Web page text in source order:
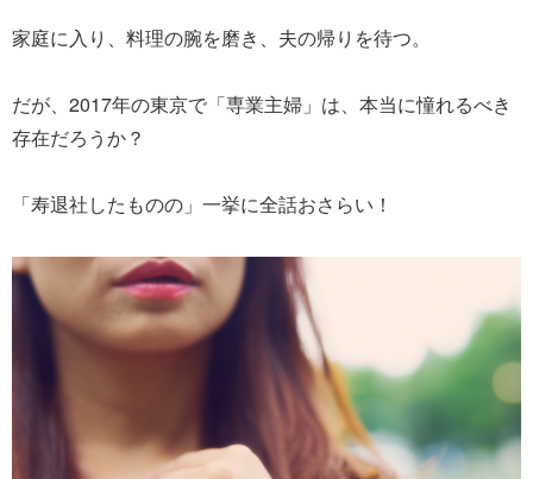
家庭に入り、料理の腕を磨き、夫の帰りを待つ。
だが、2017年の東京で「専業主婦」は、本当に憧れるべき
存在だろうか？
「寿退社したものの」一挙に全話おさらい！